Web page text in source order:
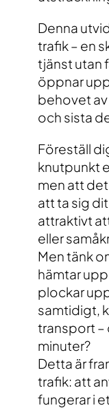
Denna
trafik – en
tjänst utan
öppnar
behovet
och sista
Föreställ
knutpunkt
men att
att ta sig
attraktivt
eller
Men tänk
hämtar
plockar
samtidigt,
transport –
minuter?
Detta är
trafik: att
fungerar i